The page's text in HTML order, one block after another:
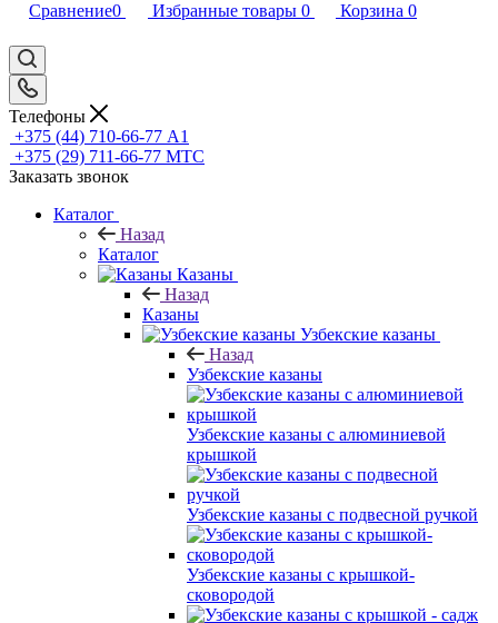
Сравнение0 Избранные товары 0 Корзина 0
Телефоны
+375 (44) 710-66-77 А1
+375 (29) 711-66-77 МТС
Заказать звонок
Каталог
Назад
Каталог
Казаны
Назад
Казаны
Узбекские казаны
Назад
Узбекские казаны
Узбекские казаны с алюминиевой
крышкой
Узбекские казаны с подвесной ручкой
Узбекские казаны с крышкой-
сковородой